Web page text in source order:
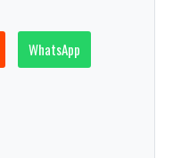
WhatsApp